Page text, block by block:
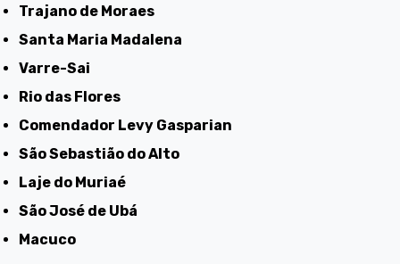
Trajano de Moraes
Santa Maria Madalena
Varre-Sai
Rio das Flores
Comendador Levy Gasparian
São Sebastião do Alto
Laje do Muriaé
São José de Ubá
Macuco